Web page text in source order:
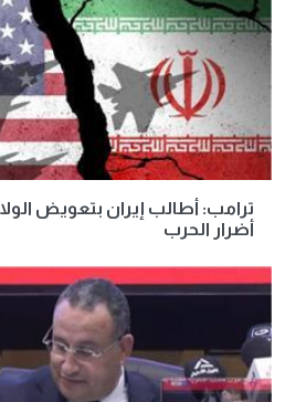
ترامب: أطالب إيران بتعويض
أضرار الحرب